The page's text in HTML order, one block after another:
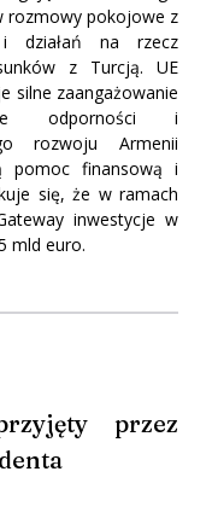
rozmowy pokojowe z
i działań na rzecz
z Turcją. UE
silne zaangażowanie
odporności i
rozwoju Armenii
pomoc finansową i
się, że w ramach
inwestycje w
mld euro.
przez